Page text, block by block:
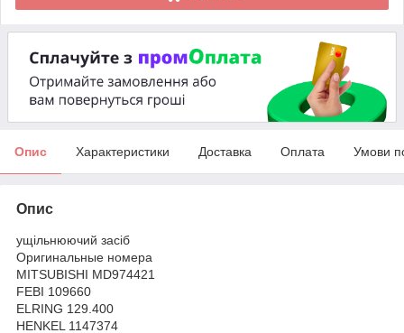
Опис Характеристики Доставка Оплата Умови
Опис
ущільнюючий засіб
Оригинальные номера
MITSUBISHI MD974421
FEBI 109660
ELRING 129.400
HENKEL 1147374